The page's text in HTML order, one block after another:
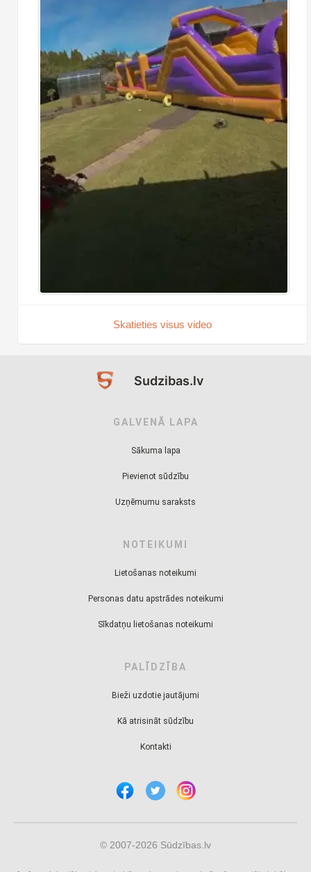
Skatieties visus video
Sudzibas.lv
GALVENĀ LAPA
Sākuma lapa
Pievienot sūdzību
Uzņēmumu saraksts
NOTEIKUMI
Lietošanas noteikumi
Personas datu apstrādes noteikumi
Sīkdatņu lietošanas noteikumi
PALĪDZĪBA
Bieži uzdotie jautājumi
Kā atrisināt sūdzību
Kontakti
© 2007-2026 Sūdzības.lv